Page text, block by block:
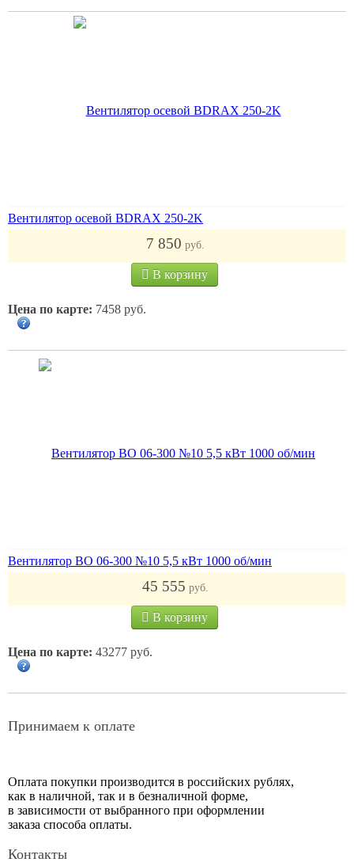
Вентилятор осевой BDRAX 250-2K
7 850 руб.
В корзину
Цена по карте: 7458 руб.
Вентилятор ВО 06-300 №10 5,5 кВт 1000 об/мин
45 555 руб.
В корзину
Цена по карте: 43277 руб.
Принимаем к оплате
Оплата покупки производится в российских рублях,
как в наличной, так и в безналичной форме,
в зависимости от выбранного при оформлении
заказа способа оплаты.
Контакты